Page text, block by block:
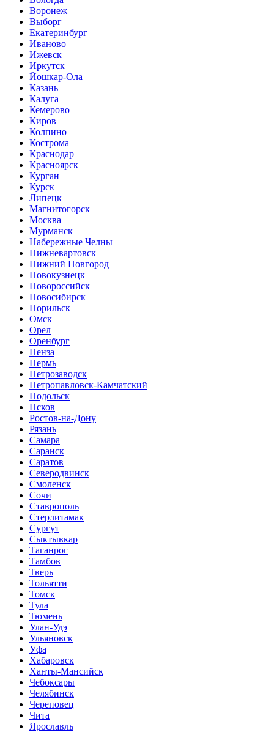
Воронеж
Выборг
Екатеринбург
Иваново
Ижевск
Иркутск
Йошкар-Ола
Казань
Калуга
Кемерово
Киров
Колпино
Кострома
Краснодар
Красноярск
Курган
Курск
Липецк
Магнитогорск
Москва
Мурманск
Набережные Челны
Нижневартовск
Нижний Новгород
Новокузнецк
Новороссийск
Новосибирск
Норильск
Омск
Орел
Оренбург
Пенза
Пермь
Петрозаводск
Петропавловск-Камчатский
Подольск
Псков
Ростов-на-Дону
Рязань
Самара
Саранск
Саратов
Северодвинск
Смоленск
Сочи
Ставрополь
Стерлитамак
Сургут
Сыктывкар
Таганрог
Тамбов
Тверь
Тольятти
Томск
Тула
Тюмень
Улан-Удэ
Ульяновск
Уфа
Хабаровск
Ханты-Мансийск
Чебоксары
Челябинск
Череповец
Чита
Ярославль